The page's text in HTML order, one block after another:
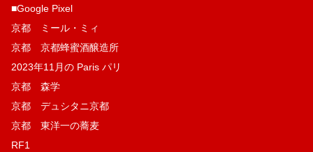
■Google Pixel
京都 ミール・ミィ
京都 京都蜂蜜酒醸造所
2023年11月の Paris パリ
京都 森学
京都 デュシタニ京都
京都 東洋一の蕎麦
RF1